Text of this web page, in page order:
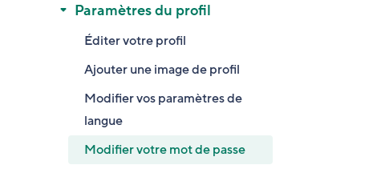
Paramètres du profil
Éditer votre profil
Ajouter une image de profil
Modifier vos paramètres de
langue
Modifier votre mot de passe